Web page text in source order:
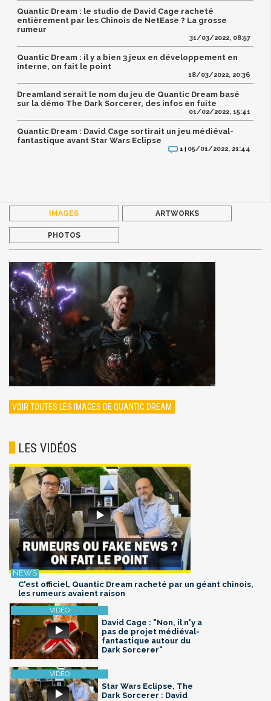
Quantic Dream : le studio de David Cage racheté
entièrement par les Chinois de NetEase ? La grosse
rumeur
31/03/2022, 08:57
Quantic Dream : il y a bien 3 jeux en développement en
interne, on fait le point
18/03/2022, 20:36
Dreamland serait le nom du jeu de Quantic Dream basé
sur la démo The Dark Sorcerer, des infos en fuite
01/02/2022, 15:41
Quantic Dream : David Cage sortirait un jeu médiéval-
fantastique avant Star Wars Eclipse
1 | 05/01/2022, 21:44
IMAGES ARTWORKS
PHOTOS
VOIR TOUTES LES IMAGES DE QUANTIC DREAM
LES VIDÉOS
C'est officiel, Quantic Dream racheté par un géant chinois,
les rumeurs avaient raison
David Cage : "Non, il n'y a
pas de projet médiéval-
fantastique autour du
Dark Sorcerer"
Star Wars Eclipse, The
Dark Sorcerer : David